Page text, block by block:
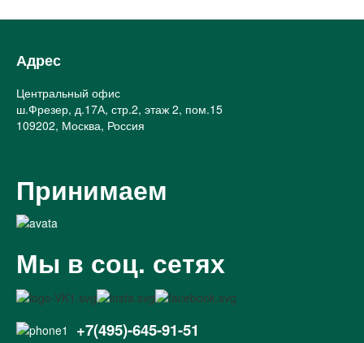
Адрес
Центральный офис
ш.Фрезер, д.17А, стр.2, этаж 2, пом.15
109202, Москва, Россия
Принимаем
Мы в соц. сетях
+7(495)-645-91-51